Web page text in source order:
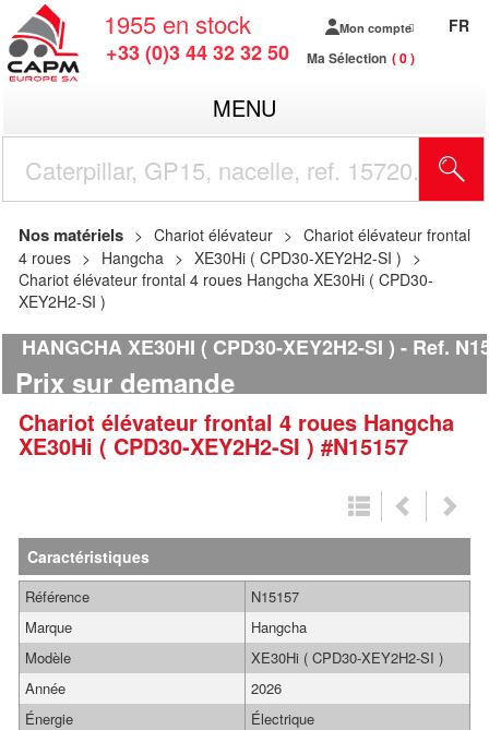
1955 en stock
+33 (0)3 44 32 32 50
Mon compte
Ma Sélection 0
FR
MENU
Nos matériels Chariot élévateur
Chariot élévateur frontal
4 roues
Hangcha
XE30Hi ( CPD30-XEY2H2-SI )
Chariot élévateur frontal 4 roues Hangcha XE30Hi ( CPD30-
XEY2H2-SI )
HANGCHA XE30HI ( CPD30-XEY2H2-SI ) Ref.
Prix sur demande
Chariot élévateur frontal 4 roues Hangcha
XE30Hi ( CPD30-XEY2H2-SI ) #N15157
Caractéristiques
Référence
N15157
Marque
Hangcha
Modèle
XE30Hi ( CPD30-XEY2H2-SI )
Année
2026
Énergie
Électrique